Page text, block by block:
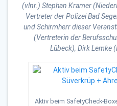
(vlnr.) Stephan Kramer
Vertreter der Polizei Bad
und Schirmherr dieser
(Vertreterin der
Lübeck), Dirk Lemke
Aktiv beim SafetyCheck-